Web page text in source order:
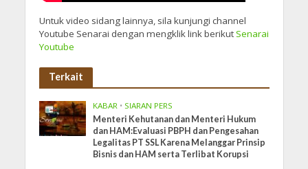
Untuk video sidang lainnya, sila kunjungi channel
Youtube Senarai dengan mengklik link berikutSenarai
Youtube
Terkait
KABAR • SIARAN PERS
Menteri Kehutanan dan Menteri Hukum
dan HAM:Evaluasi PBPH dan Pengesahan
Legalitas PT SSL Karena Melanggar Prinsip
Bisnis dan HAM serta Terlibat Korupsi